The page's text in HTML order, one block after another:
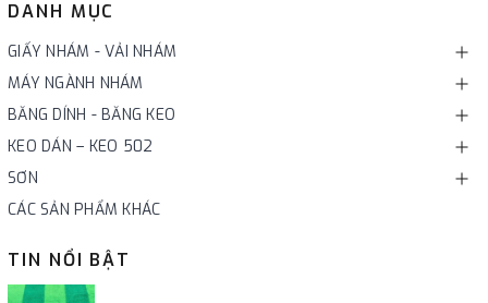
DANH MỤC
GIẤY NHÁM - VẢI NHÁM
MÁY NGÀNH NHÁM
BĂNG DÍNH - BĂNG KEO
KEO DÁN – KEO 502
SƠN
CÁC SẢN PHẨM KHÁC
TIN NỔI BẬT